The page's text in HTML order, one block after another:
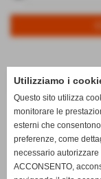
Info
data di arrivo:
disponibili:
note:
qt.arrivata:
Utilizziamo i
Questo sito utilizza
monitorare le
esterni che
preferenze, come
necessario
ACCONSENTO,